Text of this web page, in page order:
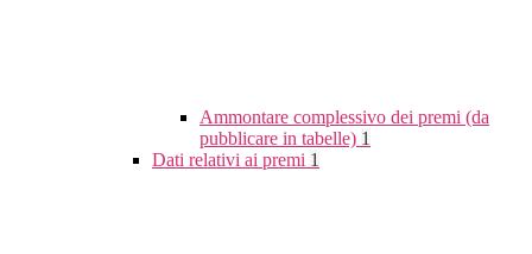
Ammontare complessivo dei premi (da
pubblicare in tabelle) 1
Dati relativi ai premi 1